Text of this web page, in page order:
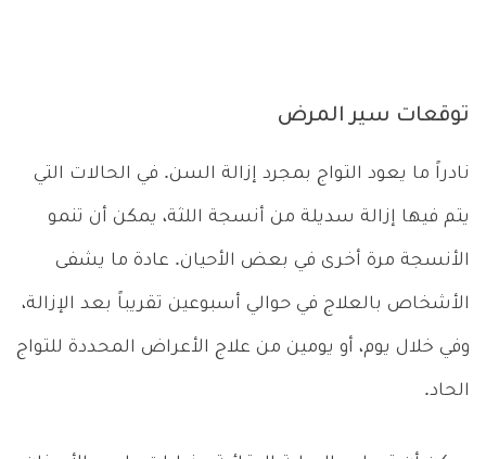
توقعات سير المرض
نادراً ما يعود التواج بمجرد إزالة السن. في الحالات التي
يتم فيها إزالة سديلة من أنسجة اللثة، يمكن أن تنمو
الأنسجة مرة أخرى في بعض الأحيان. عادة ما يشفى
الأشخاص بالعلاج في حوالي أسبوعين تقريباً بعد الإزالة،
وفي خلال يوم، أو يومين من علاج الأعراض المحددة للتواج
الحاد.